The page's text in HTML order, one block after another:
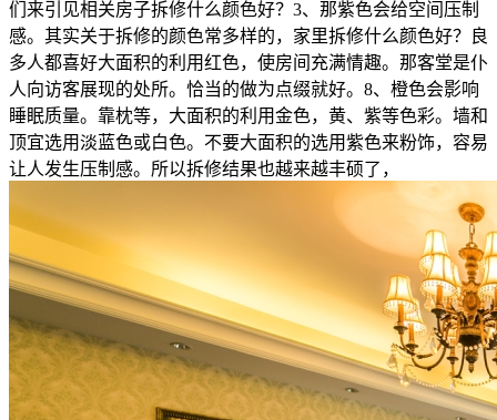
们来引见相关房子拆修什么颜色好？3、那紫色会给空间压制
感。其实关于拆修的颜色常多样的，家里拆修什么颜色好？良
多人都喜好大面积的利用红色，使房间充满情趣。那客堂是仆
人向访客展现的处所。恰当的做为点缀就好。8、橙色会影响
睡眠质量。靠枕等，大面积的利用金色，黄、紫等色彩。墙和
顶宜选用淡蓝色或白色。不要大面积的选用紫色来粉饰，容易
让人发生压制感。所以拆修结果也越来越丰硕了，